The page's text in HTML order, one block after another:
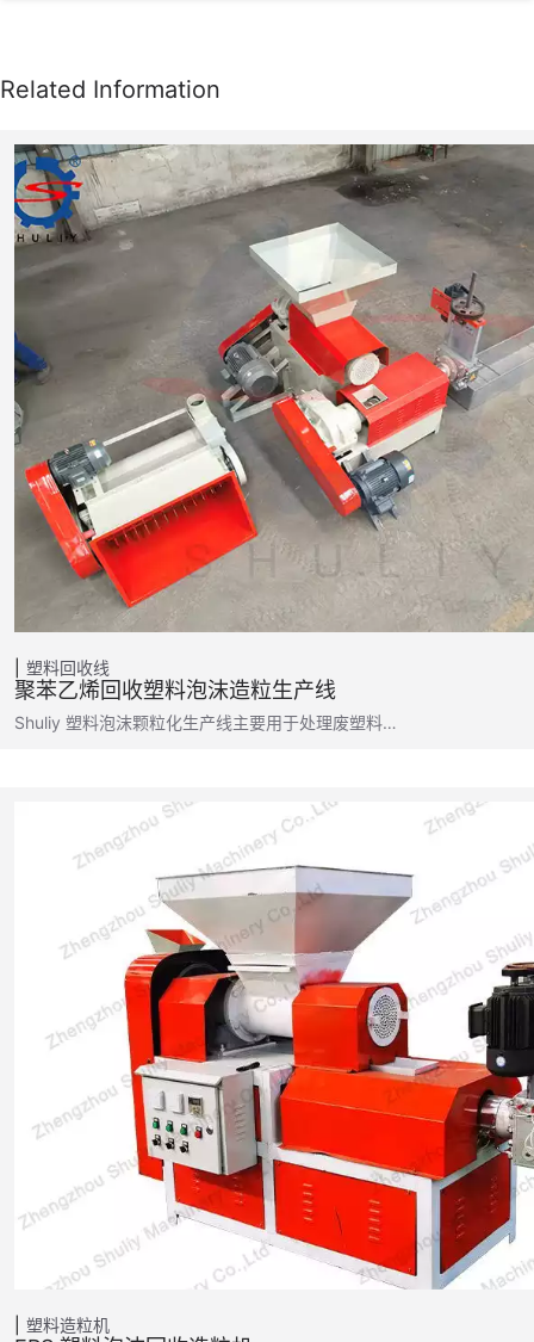
塑料回收线
聚苯乙烯回收塑料泡沫造粒生产线
Shuliy 塑料泡沫颗粒化生产线主要用于处理废塑料…
塑料造粒机